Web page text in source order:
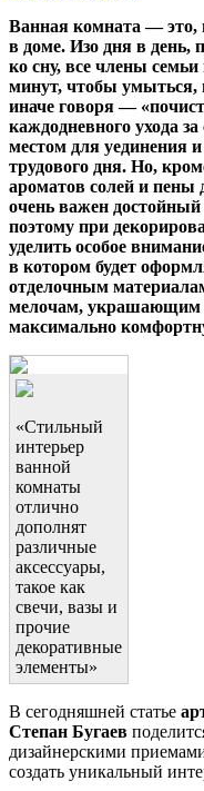
Ванная комната — это,
в доме. Изо дня в день,
ко сну, все члены
минут, чтобы умыться,
иначе говоря —
каждодневного ухода
местом для уединения
трудового дня. Но,
ароматов солей и пены
очень важен
поэтому при
уделить особое
в котором будет
отделочным
мелочам, украшающим
максимально
«Стильный
интерьер
ванной
комнаты
отлично
дополнят
различные
аксессуары,
такое как
свечи, вазы и
прочие
декоративные
элементы»
В сегодняшней статье
Степан Бугаев
дизайнерскими
создать уникальный